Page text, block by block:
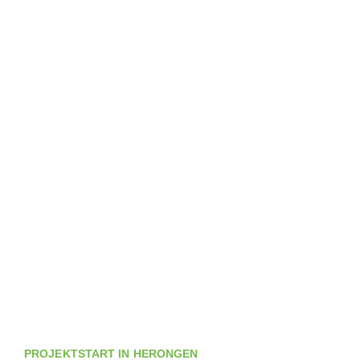
PROJEKTSTART IN HERONGEN